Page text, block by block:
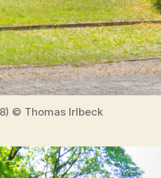
© Thomas Irlbeck